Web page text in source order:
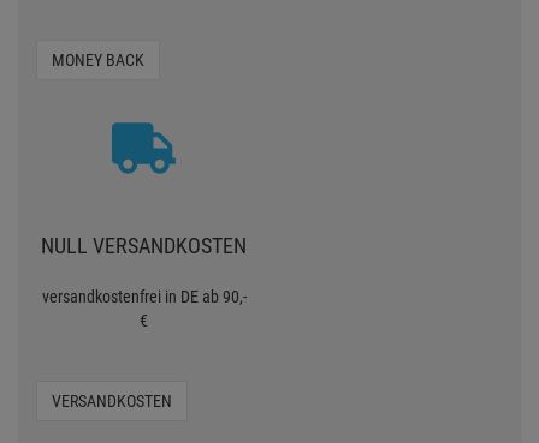
MONEY BACK
NULL VERSANDKOSTEN
versandkostenfrei in DE ab 90,-
€
VERSANDKOSTEN